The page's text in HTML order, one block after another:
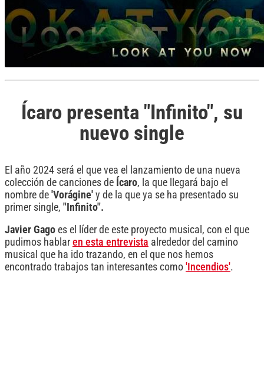
Ícaro presenta "Infinito", su
nuevo single
El año 2024 será el que vea el lanzamiento de una nueva
colección de canciones de Ícaro, la que llegará bajo el
nombre de 'Vorágine' y de la que ya se ha presentado su
primer single, "Infinito".
Javier Gago es el líder de este proyecto musical, con el que
pudimos hablar en esta entrevista alrededor del camino
musical que ha ido trazando, en el que nos hemos
encontrado trabajos tan interesantes como 'Incendios'.